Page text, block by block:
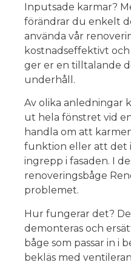
Inputsade karmar?
förändrar du enkelt
använda vår
kostnadseffektivt
ger er en tilltalande
underhåll.
Av olika anledningar
ut hela fönstret vid
handla om att
funktion eller att det
ingrepp i fasaden. I
renoveringsbåge
problemet.
Hur fungerar det?
demonteras och
båge som passar in i
bekläs med